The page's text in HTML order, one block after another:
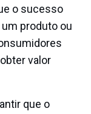
o sucesso
produto ou
valor
que o